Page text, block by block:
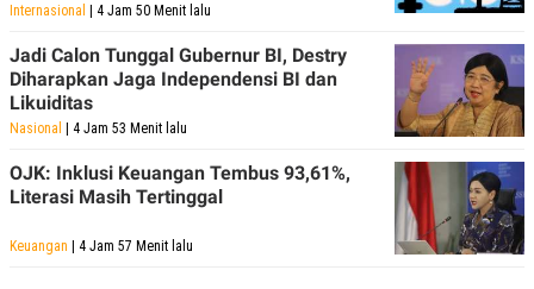
Internasional | 4 Jam 50 Menit lalu
Jadi Calon Tunggal Gubernur BI, Destry
Diharapkan Jaga Independensi BI dan
Likuiditas
Nasional | 4 Jam 53 Menit lalu
OJK: Inklusi Keuangan Tembus 93,61%,
Literasi Masih Tertinggal
Keuangan | 4 Jam 57 Menit lalu